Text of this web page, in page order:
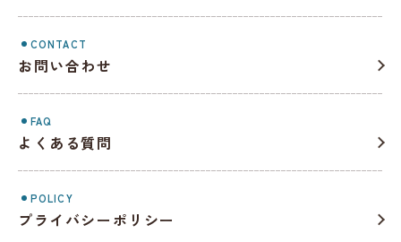
CONTACT
お問い合わせ
FAQ
よくある質問
POLICY
プライバシーポリシー